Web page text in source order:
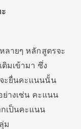
ายๆ หลักสูตรจะ
มเข้ามา ซึ่ง
ะยื่นคะแนนนั้น
ย่างเช่น คะแนน
เป็นคะแนน
ม